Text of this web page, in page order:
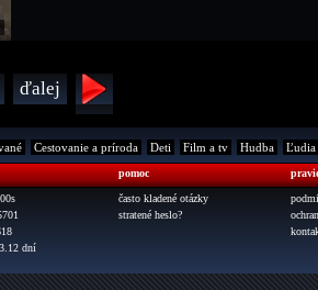
ďalej
Cestovanie a príroda Deti Film a tv Hudba Ľudia
dní
pomoc
často kladené otázky
stratené heslo?